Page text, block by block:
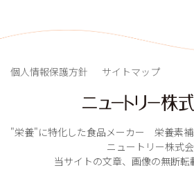
"栄養"に特化した食品メーカー 栄養素
ニュートリー株式
当サイトの文章、画像の無断転
個人情報保護方針 サイトマップ